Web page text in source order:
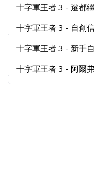
十字軍王者 3 - 遷都
十字軍王者 3 - 自創
十字軍王者 3 - 新手
十字軍王者 3 - 阿爾